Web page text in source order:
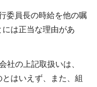
員長の時給を他の嘱
は正当な理由があ
の上記取扱いは、
はいえず、また、組